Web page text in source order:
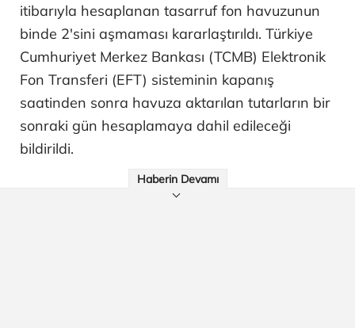
itibarıyla hesaplanan tasarruf fon havuzunun
binde 2'sini aşmaması kararlaştırıldı. Türkiye
Cumhuriyet Merkez Bankası (TCMB) Elektronik
Fon Transferi (EFT) sisteminin kapanış
saatinden sonra havuza aktarılan tutarların bir
sonraki gün hesaplamaya dahil edileceği
bildirildi.
Haberin Devamı